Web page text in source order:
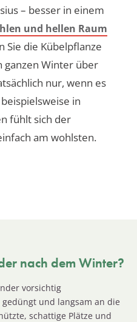
– besser in einem
und hellen Raum
Sie die Kübelpflanze
ganzen Winter über
nur, wenn es
in
fühlt sich der
am wohlsten.
nach dem Winter?
vorsichtig
und langsam an die
schattige Plätze und